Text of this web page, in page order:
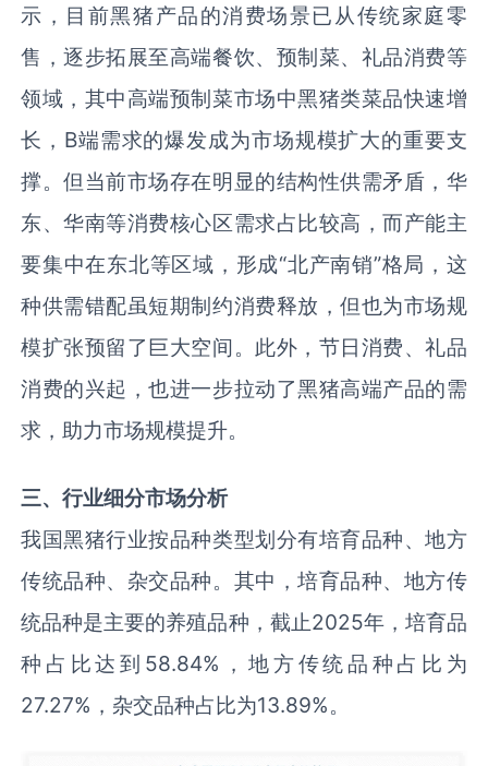
示，目前黑猪产品的消费场景已从传统家庭零
售，逐步拓展至高端餐饮、预制菜、礼品消费等
领域，其中高端预制菜市场中黑猪类菜品快速增
长，B端需求的爆发成为市场规模扩大的重要支
撑。但当前市场存在明显的结构性供需矛盾，华
东、华南等消费核心区需求占比较高，而产能主
要集中在东北等区域，形成“北产南销”格局，这
种供需错配虽短期制约消费释放，但也为市场规
模扩张预留了巨大空间。此外，节日消费、礼品
消费的兴起，也进一步拉动了黑猪高端产品的需
求，助力市场规模提升。
三、行业细分市场分析
我国黑猪行业按品种类型划分有培育品种、地方
传统品种、杂交品种。其中，培育品种、地方传
统品种是主要的养殖品种，截止2025年，培育品
种占比达到58.84%，地方传统品种占比为
27.27%，杂交品种占比为13.89%。